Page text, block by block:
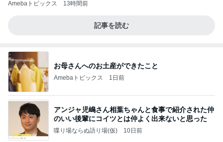
Amebaトピックス 13時間前
記事を読む
お母さんへのお土産ができたこと
Amebaトピックス 1日前
アンジャ児嶋さん相葉ちゃんと食事で紹介された仲
のいい後輩にコイツとは仲よく出来ないと思った
喋り場ならぬ語り場(仮) 10日前